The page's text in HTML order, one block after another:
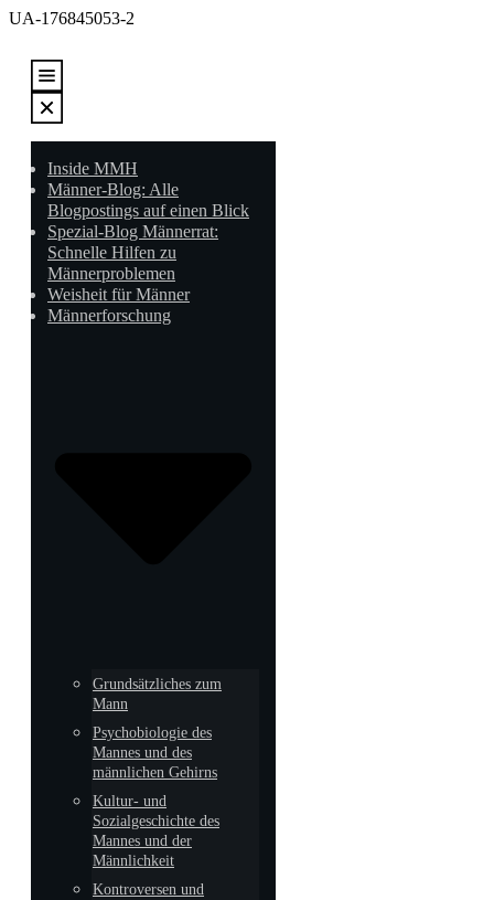
UA-176845053-2
Inside MMH
Männer-Blog: Alle
Blogpostings auf einen Blick
Spezial-Blog Männerrat:
Schnelle Hilfen zu
Männerproblemen
Weisheit für Männer
Männerforschung
Grundsätzliches zum
Mann
Psychobiologie des
Mannes und des
männlichen Gehirns
Kultur- und
Sozialgeschichte des
Mannes und der
Männlichkeit
Kontroversen und